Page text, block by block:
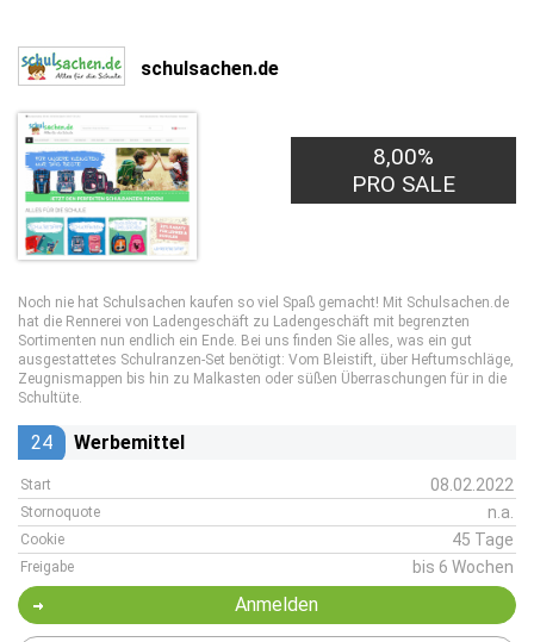
schulsachen.de
8,00%
PRO SALE
Noch nie hat Schulsachen kaufen so viel Spaß gemacht! Mit Schulsachen.de
hat die Rennerei von Ladengeschäft zu Ladengeschäft mit begrenzten
Sortimenten nun endlich ein Ende. Bei uns finden Sie alles, was ein gut
ausgestattetes Schulranzen-Set benötigt: Vom Bleistift, über Heftumschläge,
Zeugnismappen bis hin zu Malkasten oder süßen Überraschungen für in die
Schultüte.
24 Werbemittel
Start 08.02.2022
Stornoquote n.a.
Cookie 45 Tage
Freigabe bis 6 Wochen
Anmelden